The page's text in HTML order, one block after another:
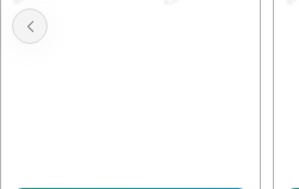
Видеонаблюдение Dahua с 4